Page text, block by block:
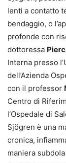
lenti a contatto
bendaggio, o
profonde con
dottoressa
Interna presso
dell’Azienda
con il professor
Centro di
l’Ospedale di
Sjögren è una
cronica,
maniera